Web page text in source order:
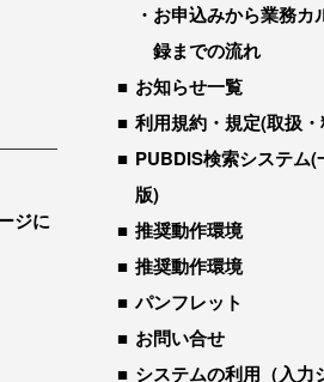
ジに
お申込みから業務カ
録までの流れ
お知らせ一覧
利用規約・規定(取扱
PUBDIS検索システム(
版)
推奨動作環境
推奨動作環境
パンフレット
お問い合せ
システムの利用（入力